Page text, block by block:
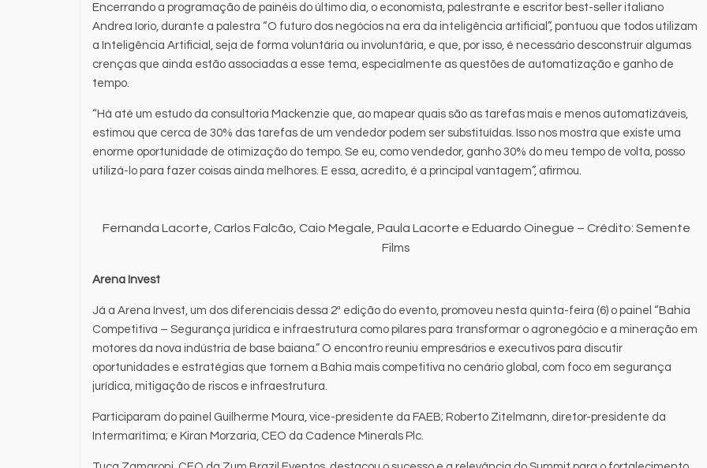
Encerrando a programação de painéis do último dia, o economista, palestrante e escritor best-seller italiano
Andrea Iorio, durante a palestra “O futuro dos negócios na era da inteligência artificial”, pontuou que todos utilizam
a Inteligência Artificial, seja de forma voluntária ou involuntária, e que, por isso, é necessário desconstruir algumas
crenças que ainda estão associadas a esse tema, especialmente as questões de automatização e ganho de
tempo.
“Há até um estudo da consultoria Mackenzie que, ao mapear quais são as tarefas mais e menos automatizáveis,
estimou que cerca de 30% das tarefas de um vendedor podem ser substituídas. Isso nos mostra que existe uma
enorme oportunidade de otimização do tempo. Se eu, como vendedor, ganho 30% do meu tempo de volta, posso
utilizá-lo para fazer coisas ainda melhores. E essa, acredito, é a principal vantagem”, afirmou.
Fernanda Lacorte, Carlos Falcão, Caio Megale, Paula Lacorte e Eduardo Oinegue – Crédito: Semente
Films
Arena Invest
Já a Arena Invest, um dos diferenciais dessa 2ª edição do evento, promoveu nesta quinta-feira (6) o painel “Bahia
Competitiva – Segurança jurídica e infraestrutura como pilares para transformar o agronegócio e a mineração em
motores da nova indústria de base baiana.” O encontro reuniu empresários e executivos para discutir
oportunidades e estratégias que tornem a Bahia mais competitiva no cenário global, com foco em segurança
jurídica, mitigação de riscos e infraestrutura.
Participaram do painel Guilherme Moura, vice-presidente da FAEB; Roberto Zitelmann, diretor-presidente da
Intermarítima; e Kiran Morzaria, CEO da Cadence Minerals Plc.